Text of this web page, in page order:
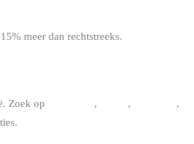
meer dan rechtstreeks.
Zoek op , , ,